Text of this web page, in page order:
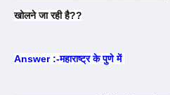
खोलने जा रही है??
Answer :-महाराष्ट्र के पुणे में